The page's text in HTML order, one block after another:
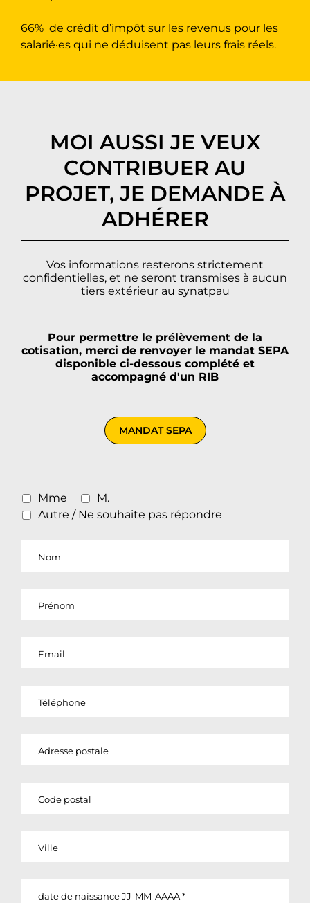
66% de crédit d’impôt sur les revenus pour les
salarié·es qui ne déduisent pas leurs frais réels.
MOI AUSSI JE VEUX
CONTRIBUER AU
PROJET, JE DEMANDE À
ADHÉRER
Vos informations resterons strictement
confidentielles, et ne seront transmises à aucun
tiers extérieur au synatpau
Pour permettre le prélèvement de la
cotisation, merci de renvoyer le mandat SEPA
disponible ci-dessous complété et
accompagné d'un RIB
MANDAT SEPA
Mme
M.
Autre / Ne souhaite pas répondre